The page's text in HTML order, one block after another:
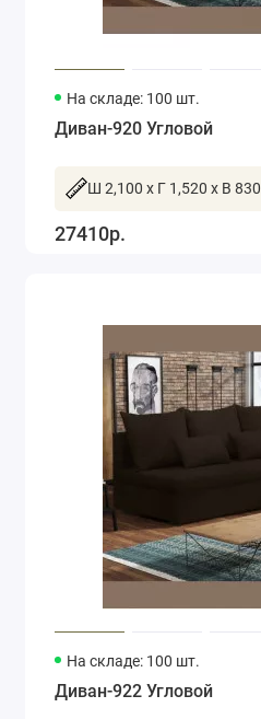
На складе: 100 шт.
Диван-920 Угловой
Ш 2,100 x Г 1,520 x В 830
27410р.
На складе: 100 шт.
Диван-922 Угловой